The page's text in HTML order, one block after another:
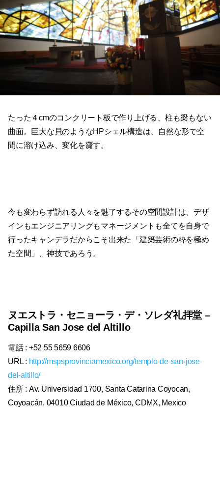
たった４cmのコンクリート板で作り上げる、柱も梁もない
曲面。巨大な貝のようなHPシェル構造は、自然な形で空
間に溶け込み、変化を齎す。
今も変わらず訪れる人々を魅了するその空間設計は、デザ
インもエンジニアリングもマネージメントも全てを自身で
行ったキャンデラだからこそ出来た「建築芸術の粋を極め
た空間」、神技であろう。
ヌエストラ・セニョーラ・デ・ソレダ礼拝堂 –
Capilla San Jose del Altillo
電話 : +52 55 5659 6606
URL : http://mspsprovinciamexico.org/templo-de-san-jose-
del-altillo/
住所 : Av. Universidad 1700, Santa Catarina Coyocan,
Coyoacán, 04010 Ciudad de México, CDMX, Mexico